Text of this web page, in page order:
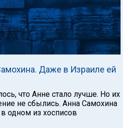
Даже в Израиле ей
что Анне стало лучше. Но их
не сбылись. Анна Самохина
одном из хосписов